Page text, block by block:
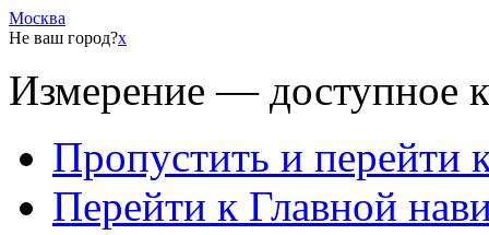
Москва
Не ваш город?x
Измерение — доступное
Пропустить и перейти
Перейти к Главной